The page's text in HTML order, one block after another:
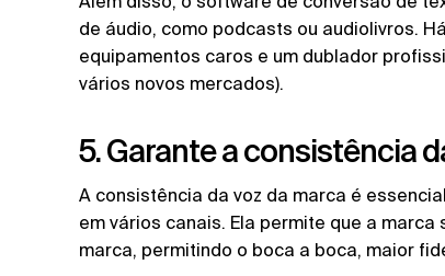
de áudio, como podcasts ou audiolivros.
equipamentos caros e um dublador
vários novos mercados).
5. Garante a consistência
A consistência da voz da marca é
em vários canais. Ela permite que a
marca, permitindo o boca a boca, maior